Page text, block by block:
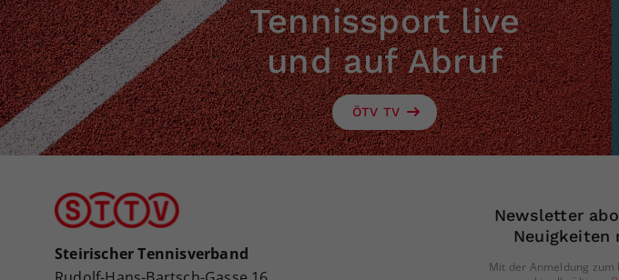
Tennissport live
und auf Abruf
ÖTV TV
Steirischer Tennisverband
Newsletter
Neuigkeiten
Mit der Anmeldung